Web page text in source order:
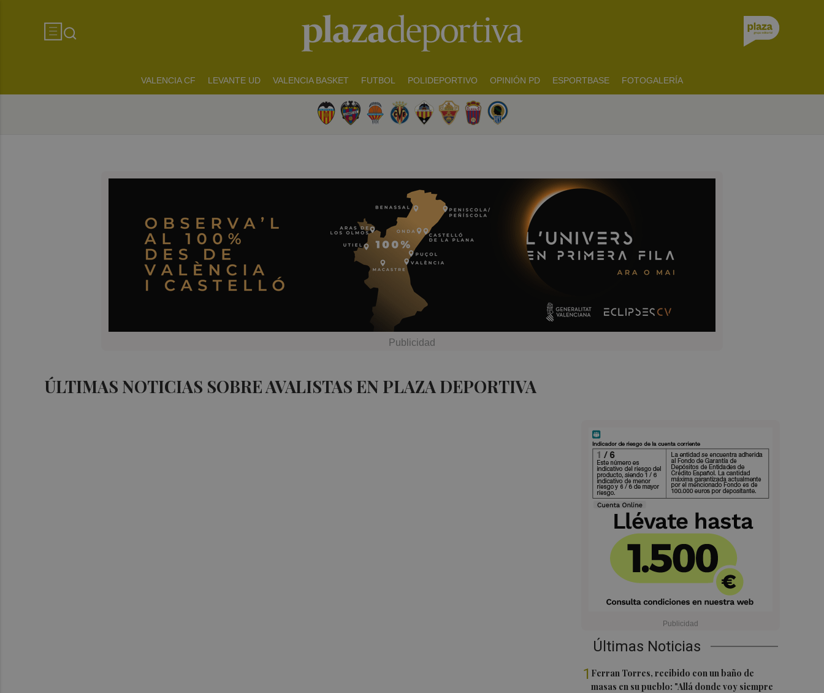
VALENCIA CF LEVANTE UD VALENCIA BASKET FUTBOL POLIDEPORTIVO OPINIÓN PD ESPORTBASE FOTOGALERÍA
ÚLTIMAS NOTICIAS SOBRE AVALISTAS EN PLAZA DEPORTIVA
Últimas Noticias
1 Ferran Torres, recibido con un baño de
masas en su pueblo: "Allá donde voy siempre